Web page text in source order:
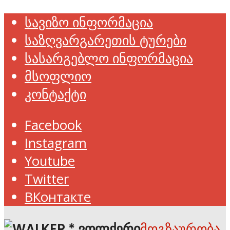
სავიზო ინფორმაცია
საზღვარგარეთის ტურები
სასარგებლო ინფორმაცია
მსოფლიო
კონტაქტი
Facebook
Instagram
Youtube
Twitter
ВКонтакте